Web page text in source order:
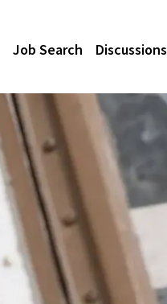
Job Search Discussions